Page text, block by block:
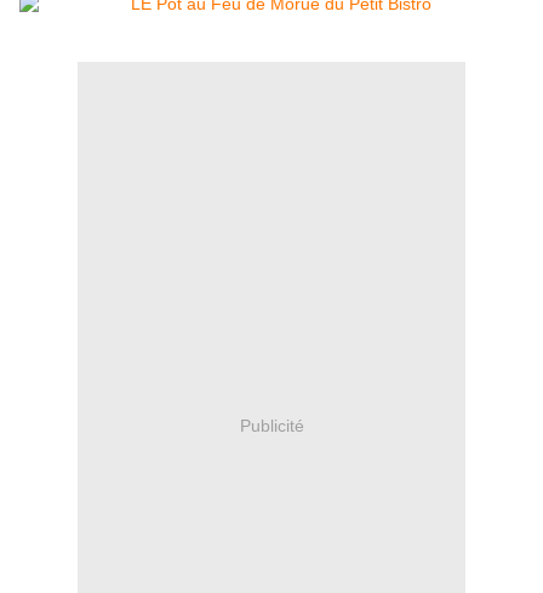
Publicité